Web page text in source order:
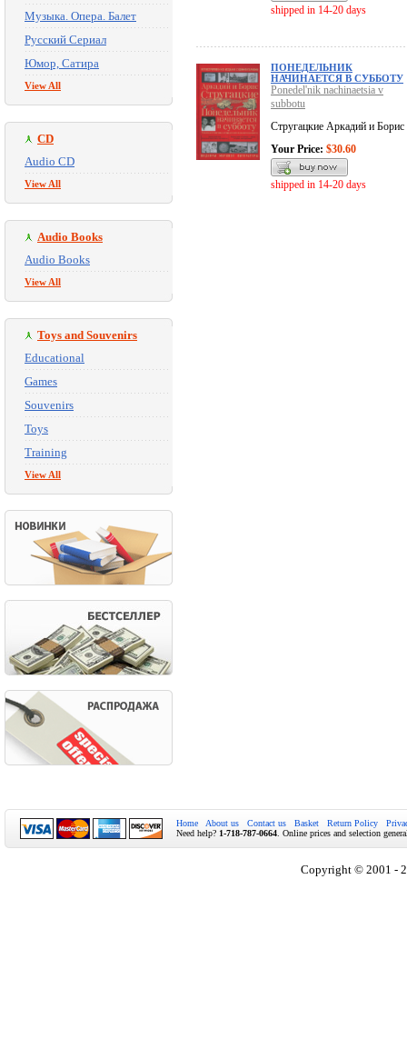
Музыка. Опера. Балет
Русский Сериал
Юмор, Сатира
View All
CD
Audio CD
View All
Audio Books
Audio Books
View All
Toys and Souvenirs
Educational
Games
Souvenirs
Toys
Training
View All
shipped in 14-20 days
ПОНЕДЕЛЬНИК
НАЧИНАЕТСЯ В СУББОТУ
Ponedel'nik nachinaetsia v
subbotu
Стругацкие Аркадий и Борис
Your Price: $30.60
shipped in 14-20 days
Home About us Contact us Basket Return Policy
Need help? 1-718-787-0664 . Online prices and selection
Copyright © 2001 -